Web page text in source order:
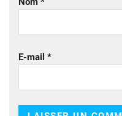
E-mail *